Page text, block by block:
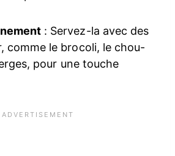
: Servez-la avec des
comme le brocoli, le chou-
pour une touche